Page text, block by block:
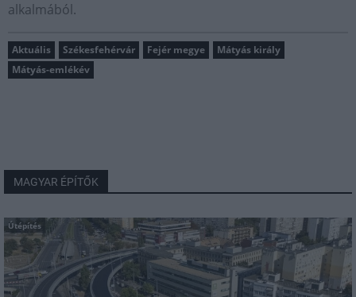
alkalmából.
Aktuális Székesfehérvár Fejér megye
Mátyás király
Mátyás-emlékév
MAGYAR ÉPÍTŐK
Útépítés